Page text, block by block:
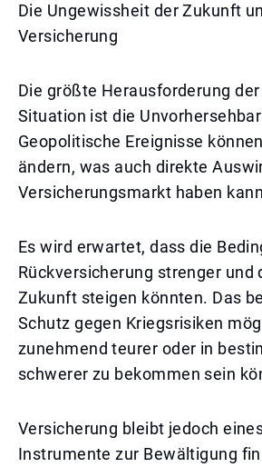
Die Ungewissheit der Zukunft
Versicherung
Die größte Herausforderung
Situation ist die
Geopolitische Ereignisse
ändern, was auch direkte
Versicherungsmarkt haben
Es wird erwartet, dass die
Rückversicherung strenger und
Zukunft steigen könnten. Das
Schutz gegen Kriegsrisiken
zunehmend teurer oder in
schwerer zu bekommen sein
Versicherung bleibt jedoch
Instrumente zur Bewältigung